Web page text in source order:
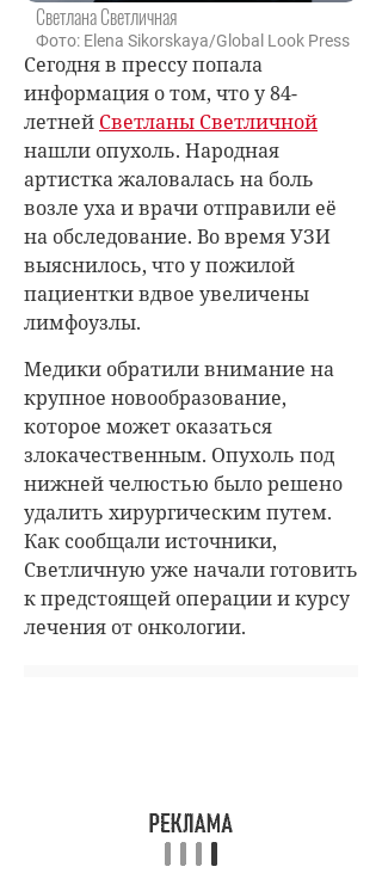
Светлана Светличная
Фото: Elena Sikorskaya/Global Look Press
Сегодня в прессу попала
информация о том, что у 84-
летней Светланы Светличной
нашли опухоль. Народная
артистка жаловалась на боль
возле уха и врачи отправили её
на обследование. Во времяУЗИ
выяснилось, что у пожилой
пациентки вдвое увеличены
лимфоузлы.
Медики обратили внимание на
крупное новообразование,
которое может оказаться
злокачественным. Опухоль под
нижней челюстью было решено
удалить хирургическим путем.
Как сообщали источники,
Светличную уже начали готовить
к предстоящей операции и курсу
лечения от онкологии.